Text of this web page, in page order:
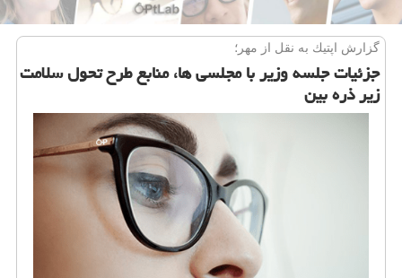
گزارش اپتیك به نقل از مهر؛
جزئیات جلسه وزیر با مجلسی ها، منابع طرح تحول سلامت
زیر ذره بین